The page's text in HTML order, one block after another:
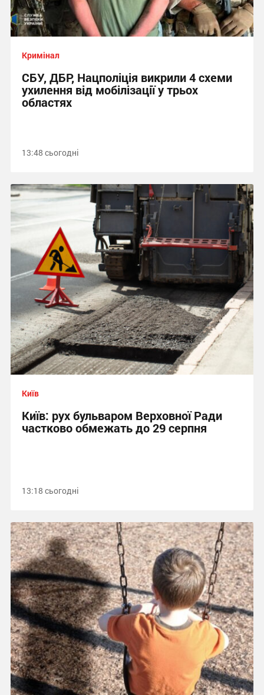
Кримінал
СБУ, ДБР, Нацполіція викрили 4 схеми
ухилення від мобілізації у трьох
областях
13:48 сьогодні
Київ
Київ: рух бульваром Верховної Ради
частково обмежать до 29 серпня
13:18 сьогодні